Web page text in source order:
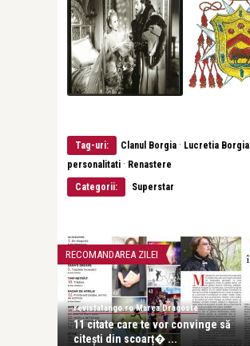
Tag-uri: Clanul Borgia · Lucretia Borgia
personalitati · Renastere
Categorii:
Superstar
RECOMANDAREA ZILEI
revistatango.ro Marea Dragoste
11 citate care te vor convinge să
citești din scoarț� ...